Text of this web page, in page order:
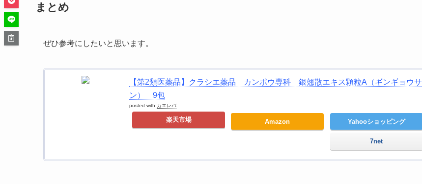
まとめ
ぜひ参考にしたいと思います。
【第2類医薬品】クラシエ薬品 カンポウ専科 銀翹散エキス顆粒A（ギンギョウサ
ン） 9包
posted with カエレバ
楽天市場 Amazon Yahooショッピング
7net